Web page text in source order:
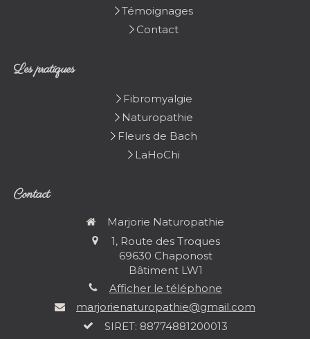
Témoignages
Contact
Les pratiques
Fibromyalgie
Naturopathie
Fleurs de Bach
LaHoChi
Contact
Marjorie Naturopathie
1, Route des Troques
69630 Chaponost
Bâtiment LW1
Afficher le téléphone
marjorienaturopathie@gmail.com
SIRET: 88774881200013